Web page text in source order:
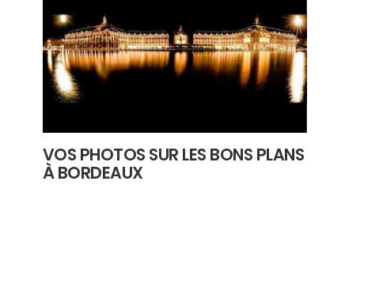
VOS PHOTOS SUR LES BONS PLANS
À BORDEAUX